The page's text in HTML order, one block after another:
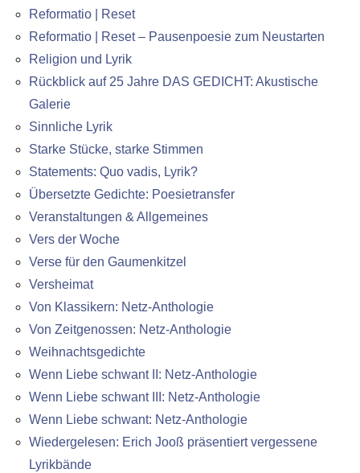
Reformatio | Reset
Reformatio | Reset – Pausenpoesie zum Neustarten
Religion und Lyrik
Rückblick auf 25 Jahre DAS GEDICHT: Akustische
Galerie
Sinnliche Lyrik
Starke Stücke, starke Stimmen
Statements: Quo vadis, Lyrik?
Übersetzte Gedichte: Poesietransfer
Veranstaltungen & Allgemeines
Vers der Woche
Verse für den Gaumenkitzel
Versheimat
Von Klassikern: Netz-Anthologie
Von Zeitgenossen: Netz-Anthologie
Weihnachtsgedichte
Wenn Liebe schwant II: Netz-Anthologie
Wenn Liebe schwant III: Netz-Anthologie
Wenn Liebe schwant: Netz-Anthologie
Wiedergelesen: Erich Jooß präsentiert vergessene
Lyrikbände